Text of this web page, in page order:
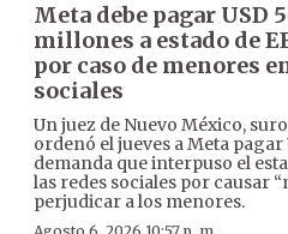
Meta debe pagar USD
millones a estado de
por caso de menores
sociales
Un juez de Nuevo México,
ordenó el jueves a Meta
demanda que interpuso el
las redes sociales por causar
perjudicar a los menores.